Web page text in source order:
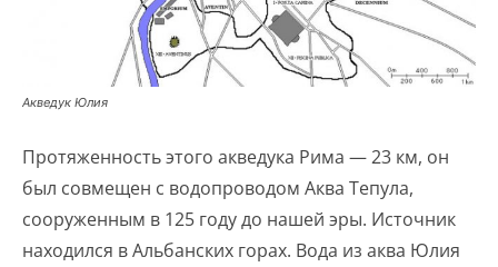
Акведук Юлия
Протяженность этого акведука Рима — 23 км, он
был совмещен с водопроводом Аква Тепула,
сооруженным в 125 году до нашей эры. Источник
находился в Альбанских горах. Вода из аква Юлия